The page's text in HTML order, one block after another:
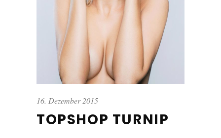
16. Dezember 2015
TOPSHOP TURNIP